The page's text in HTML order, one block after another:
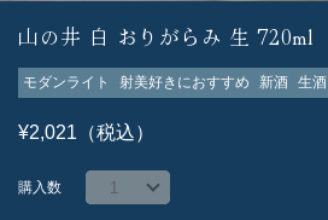
山の井 白 おりがらみ 生 720ml
モダンライト 射美好きにおすすめ 新酒 生酒
¥2,021（税込）
購入数